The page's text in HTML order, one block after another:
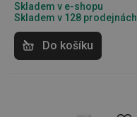
Skladem v e-shopu
Skladem v 128 prodejnách
Do košíku